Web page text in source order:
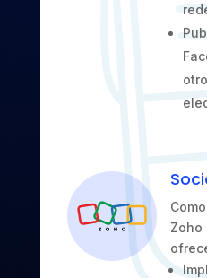
Zoho